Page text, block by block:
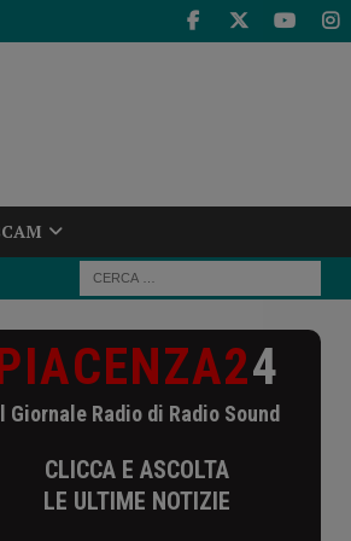
4
Giornale Radio di Radio Sound
CLICCA E ASCOLTA
LE ULTIME NOTIZIE